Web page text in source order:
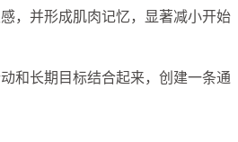
，并形成肌肉记忆，显著减小开始
和长期目标结合起来，创建一条通